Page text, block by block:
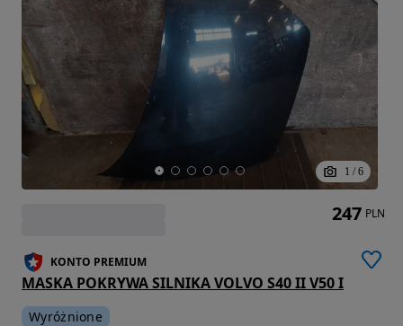
1 / 6
KONTO PREMIUM
MASKA POKRYWA SILNIKA VOLVO S40 II V50 I
Wyróżnione
247 PLN